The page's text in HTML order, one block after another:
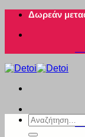
Μετάβαση
περιεχόμενο
Δωρεάν
Αναζήτηση
για: